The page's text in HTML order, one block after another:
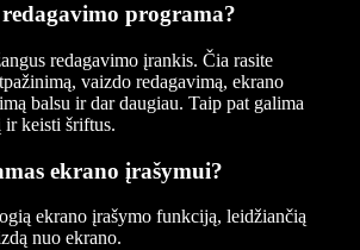
programa?
redagavimo įrankis. Čia rasite
vaizdo redagavimą, ekrano
balsu ir dar daugiau. Taip pat galima
keisti šriftus.
ekrano įrašymui?
ekrano įrašymo funkciją, leidžiančią
nuo ekrano.